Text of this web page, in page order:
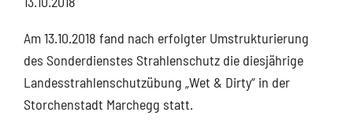
Am 13.10.2018 fand nach erfolgter Umstrukturierung
des Sonderdienstes Strahlenschutz die diesjährige
Landesstrahlenschutzübung „Wet & Dirty“ in der
Storchenstadt Marchegg statt.